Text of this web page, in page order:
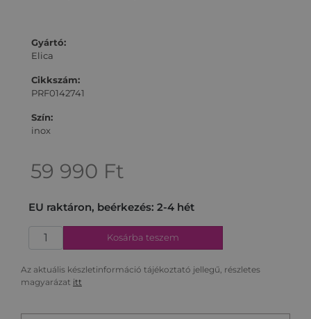
Gyártó:
Elica
Cikkszám:
PRF0142741
Szín:
inox
59 990 Ft
EU raktáron, beérkezés: 2-4 hét
Kosárba teszem
Az aktuális készletinformáció tájékoztató jellegű, részletes
magyarázat itt